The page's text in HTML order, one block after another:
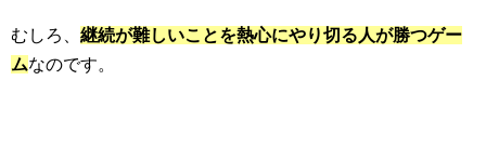
むしろ、 継続が難しいことを熱心にやり切る人が勝つゲー
ムなのです。